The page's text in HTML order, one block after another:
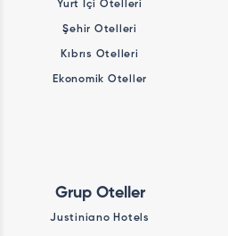
Yurt İçi Otelleri
Şehir Otelleri
Kıbrıs Otelleri
Ekonomik Oteller
Grup Oteller
Justiniano Hotels